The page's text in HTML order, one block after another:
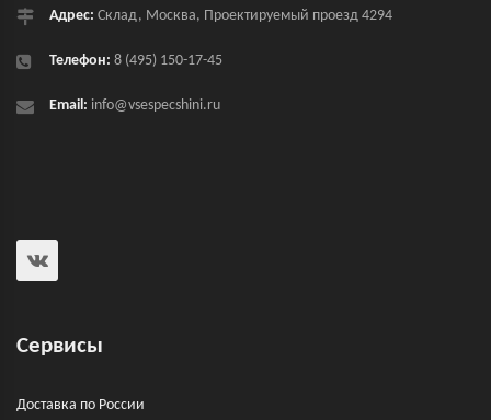
Адрес: Склад, Москва, Проектируемый проезд 4294
Телефон: 8 (495) 150-17-45
Email: info@vsespecshini.ru
Сервисы
Доставка по России